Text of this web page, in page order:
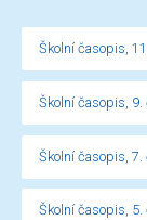
Školní časopis,
Školní časopis, 9.
Školní časopis, 7.
Školní časopis, 5.